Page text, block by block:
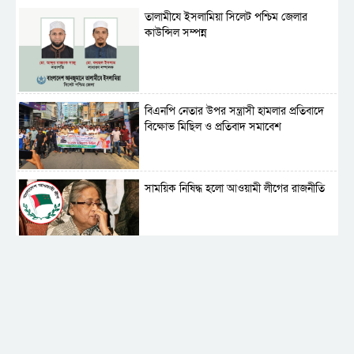
‎তালামীযে ইসলামিয়া সিলেট পশ্চিম জেলার
কাউন্সিল সম্পন্ন
বিএনপি নেতার উপর সন্ত্রাসী হামলার প্রতিবাদে
বিক্ষোভ মিছিল ও প্রতিবাদ সমাবেশ
সাময়িক নিষিদ্ধ হলো আওয়ামী লীগের রাজনীতি